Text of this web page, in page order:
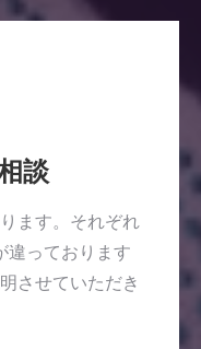
談
ます。それぞれ
違っております
させていただき